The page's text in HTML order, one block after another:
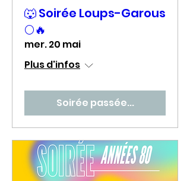
🐺 Soirée Loups-Garous
🌕🔥
mer. 20 mai
Plus d'infos
Soirée passée...